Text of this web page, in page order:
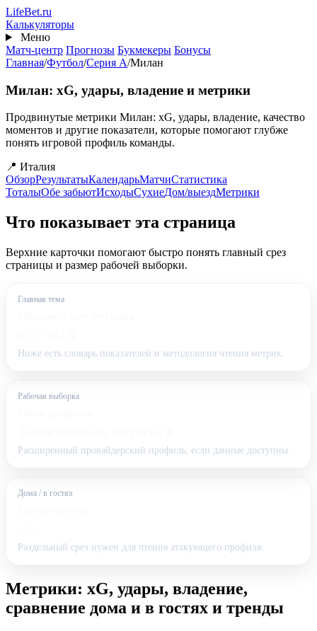
Перейти
к
основному
содержанию
LifeBet.ru
Калькуляторы
Меню
Матч-центр Прогнозы Букмекеры Бонусы
Главная/Футбол/Серия А/Милан
Милан: xG, удары, владение и метрики
Продвинутые метрики Милан: xG, удары, владение, качество
моментов и другие показатели, которые помогают глубже
понять игровой профиль команды.
📍 Италия
ОбзорРезультатыКалендарьМатчиСтатистика
ТоталыОбе забьютИсходыСухиеДом/выездМетрики
Что показывает эта страница
Верхние карточки помогают быстро понять главный срез
страницы и размер рабочей выборки.
Главная тема
Ниже есть словарь показателей и методология чтения метрик.
Рабочая выборка
Расширенный провайдерский профиль, если данные доступны.
Дома / в гостях
Раздельный срез нужен для чтения атакующего профиля.
Метрики: xG, удары, владение,
сравнение дома и в гостях и тренды